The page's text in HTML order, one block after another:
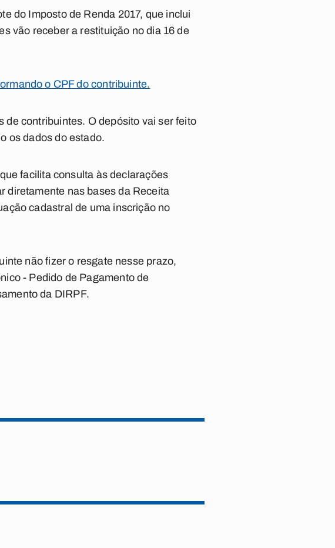
do Imposto de Renda 2017, que inclui
vão receber a restituição no dia 16 de
o CPF do contribuinte.
de contribuintes. O depósito vai ser feito
os dados do estado.
facilita consulta às declarações
diretamente nas bases da Receita
cadastral de uma inscrição no
não fizer o resgate nesse prazo,
- Pedido de Pagamento de
da DIRPF.